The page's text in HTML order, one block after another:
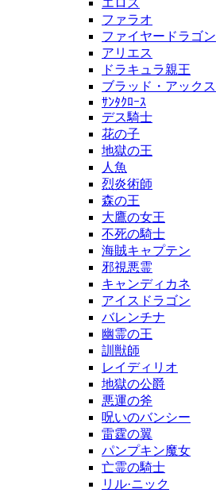
エロス
ファラオ
ファイヤードラゴン
アリエス
ドラキュラ親王
ブラッド・アックス
ｻﾝﾀｸﾛｰｽ
デス騎士
花の子
地獄の王
人魚
烈炎術師
森の王
大鷹の女王
不死の騎士
海賊キャプテン
邪視悪霊
キャンディカネ
アイスドラゴン
バレンチナ
幽霊の王
訓獣師
レイディリオ
地獄の公爵
悪運の斧
呪いのバンシー
雷霆の翼
パンプキン魔女
亡霊の騎士
リル·ニック